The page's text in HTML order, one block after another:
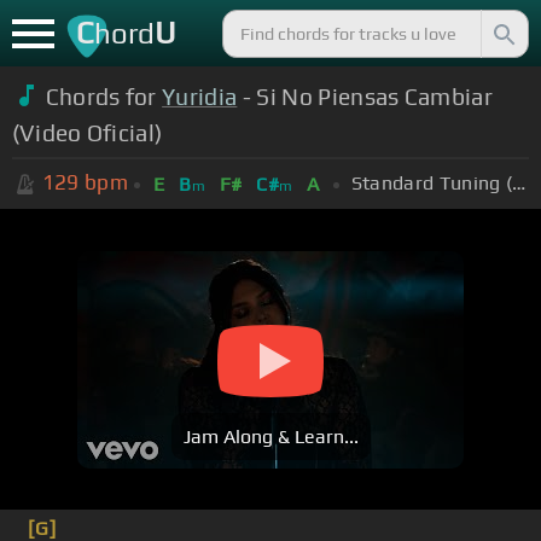
ChordU
Chords forYuridia - Si No Piensas Cambiar
(Video Oficial)
129 bpm E Bm F# C#m A Standard Tuning (EADGBE)
Jam Along & Learn...
[G]